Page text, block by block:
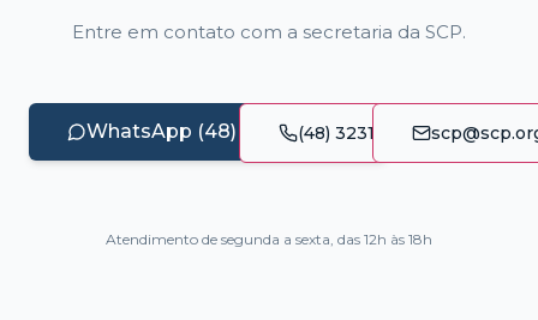
Entre em contato com a secretaria da SCP.
WhatsApp (48) 99117-4890(48) 3231-0344
Atendimento de segunda a sexta, das 12h às 18h